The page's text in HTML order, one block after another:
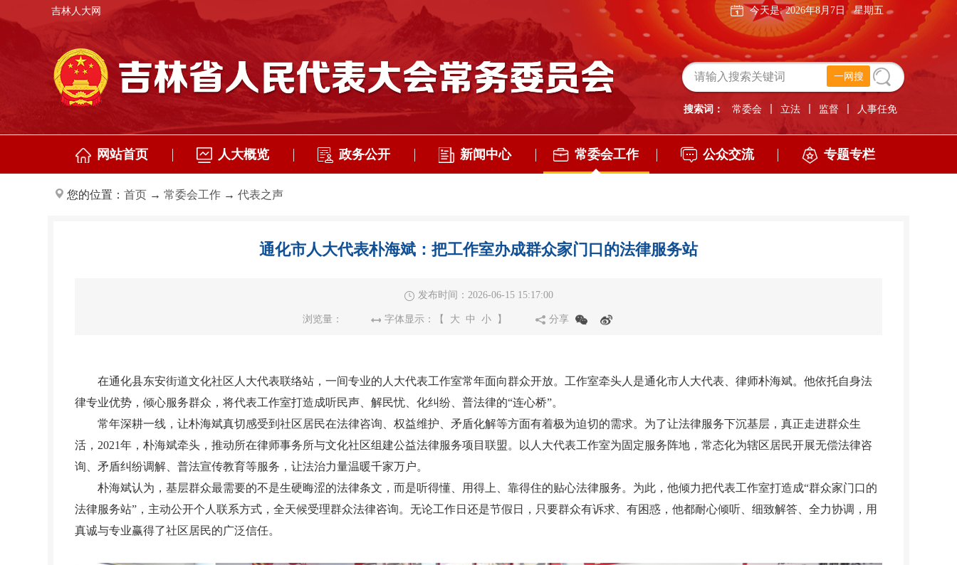
吉林人大网 今天是:2026年8月7日星期五
搜索词： 常委会 立法 监督 人事任免
网站首页 人大概览 政务公开 新闻中心 常委会工作 公众交流 专题专栏
您的位置： 首页 → 常委会工作 → 代表之声
通化市人大代表朴海斌：把工作室办成群众家门口的法律服务站
发布时间：2026-06-15 15:17:00
浏览量： 字体显示：【 大 中 小】 分享
在通化县东安街道文化社区人大代表联络站，一间专业的人大代表工作室常年面向群众开放。工作室牵头人是通化市人大代表、律师朴海斌。他依托自身法
律专业优势，倾心服务群众，将代表工作室打造成听民声、解民忧、化纠纷、普法律的“连心桥”。
常年深耕一线，让朴海斌真切感受到社区居民在法律咨询、权益维护、矛盾化解等方面有着极为迫切的需求。为了让法律服务下沉基层，真正走进群众生
活，2021年，朴海斌牵头，推动所在律师事务所与文化社区组建公益法律服务项目联盟。以人大代表工作室为固定服务阵地，常态化为辖区居民开展无偿法律咨
询、矛盾纠纷调解、普法宣传教育等服务，让法治力量温暖千家万户。
朴海斌认为，基层群众最需要的不是生硬晦涩的法律条文，而是听得懂、用得上、靠得住的贴心法律服务。为此，他倾力把代表工作室打造成“群众家门口的
法律服务站”，主动公开个人联系方式，全天候受理群众法律咨询。无论工作日还是节假日，只要群众有诉求、有困惑，他都耐心倾听、细致解答、全力协调，用
真诚与专业赢得了社区居民的广泛信任。